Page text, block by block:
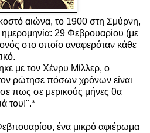
αιώνα, το 1900 στη Σμύρνη,
ημερομηνία: 29 Φεβρουαρίου (με
στο οποίο αναφερόταν κάθε
με τον Χένρυ Μίλλερ, ο
ρώτησε πόσων χρόνων είναι
πως σε μερικούς μήνες θα
του!".*
ένα μικρό αφιέρωμα